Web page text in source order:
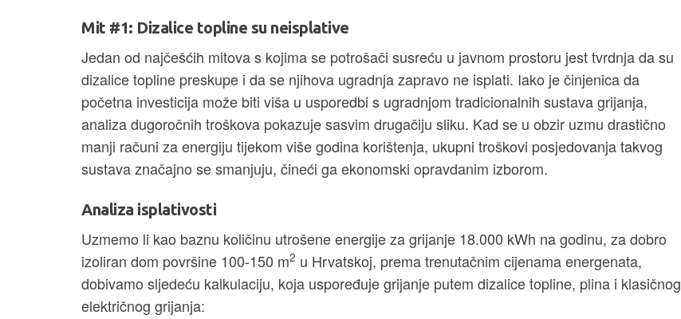
Mit #1: Dizalice topline su neisplative
Jedan od najčešćih mitova s kojima se potrošači susreću u javnom prostoru jest tvrdnja da su
dizalice topline preskupe i da se njihova ugradnja zapravo ne isplati. Iako je činjenica da
početna investicija može biti viša u usporedbi s ugradnjom tradicionalnih sustava grijanja,
analiza dugoročnih troškova pokazuje sasvim drugačiju sliku. Kad se u obzir uzmu drastično
manji računi za energiju tijekom više godina korištenja, ukupni troškovi posjedovanja takvog
sustava značajno se smanjuju, čineći ga ekonomski opravdanim izborom.
Analiza isplativosti
Uzmemo li kao baznu količinu utrošene energije za grijanje 18.000 kWh na godinu, za dobro
izoliran dom površine 100-150 m2 u Hrvatskoj, prema trenutačnim cijenama energenata,
dobivamo sljedeću kalkulaciju, koja uspoređuje grijanje putem dizalice topline, plina i klasičnog
električnog grijanja: